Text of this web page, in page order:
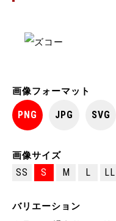
画像フォーマット
PNG JPG SVG
画像サイズ
SS S M L LL
バリエーション